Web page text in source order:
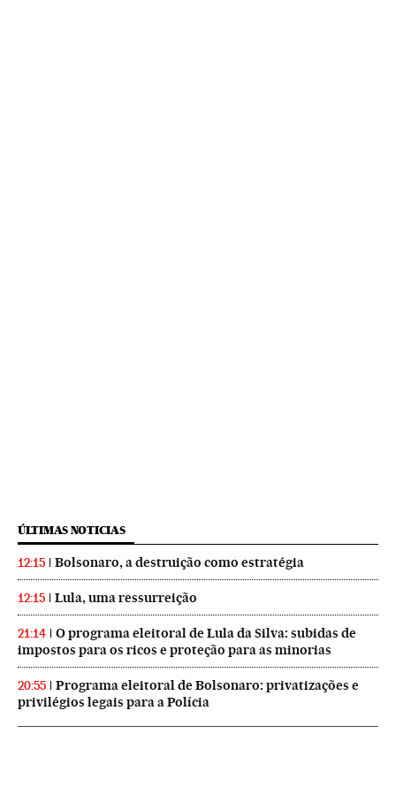
ÚLTIMAS NOTICIAS
12:15 Bolsonaro, a destruição como estratégia
12:15 Lula, uma ressurreição
21:14
O programa eleitoral de Lula da Silva: subidas de
impostos para os ricos e proteção para as minorias
20:55
Programa eleitoral de Bolsonaro: privatizações e
privilégios legais para a Polícia